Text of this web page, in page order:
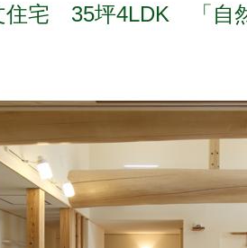
宅 35坪4LDK 「自